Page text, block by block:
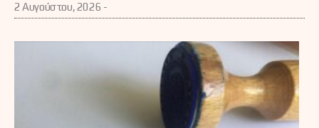
2 Αυγούστου, 2026 -